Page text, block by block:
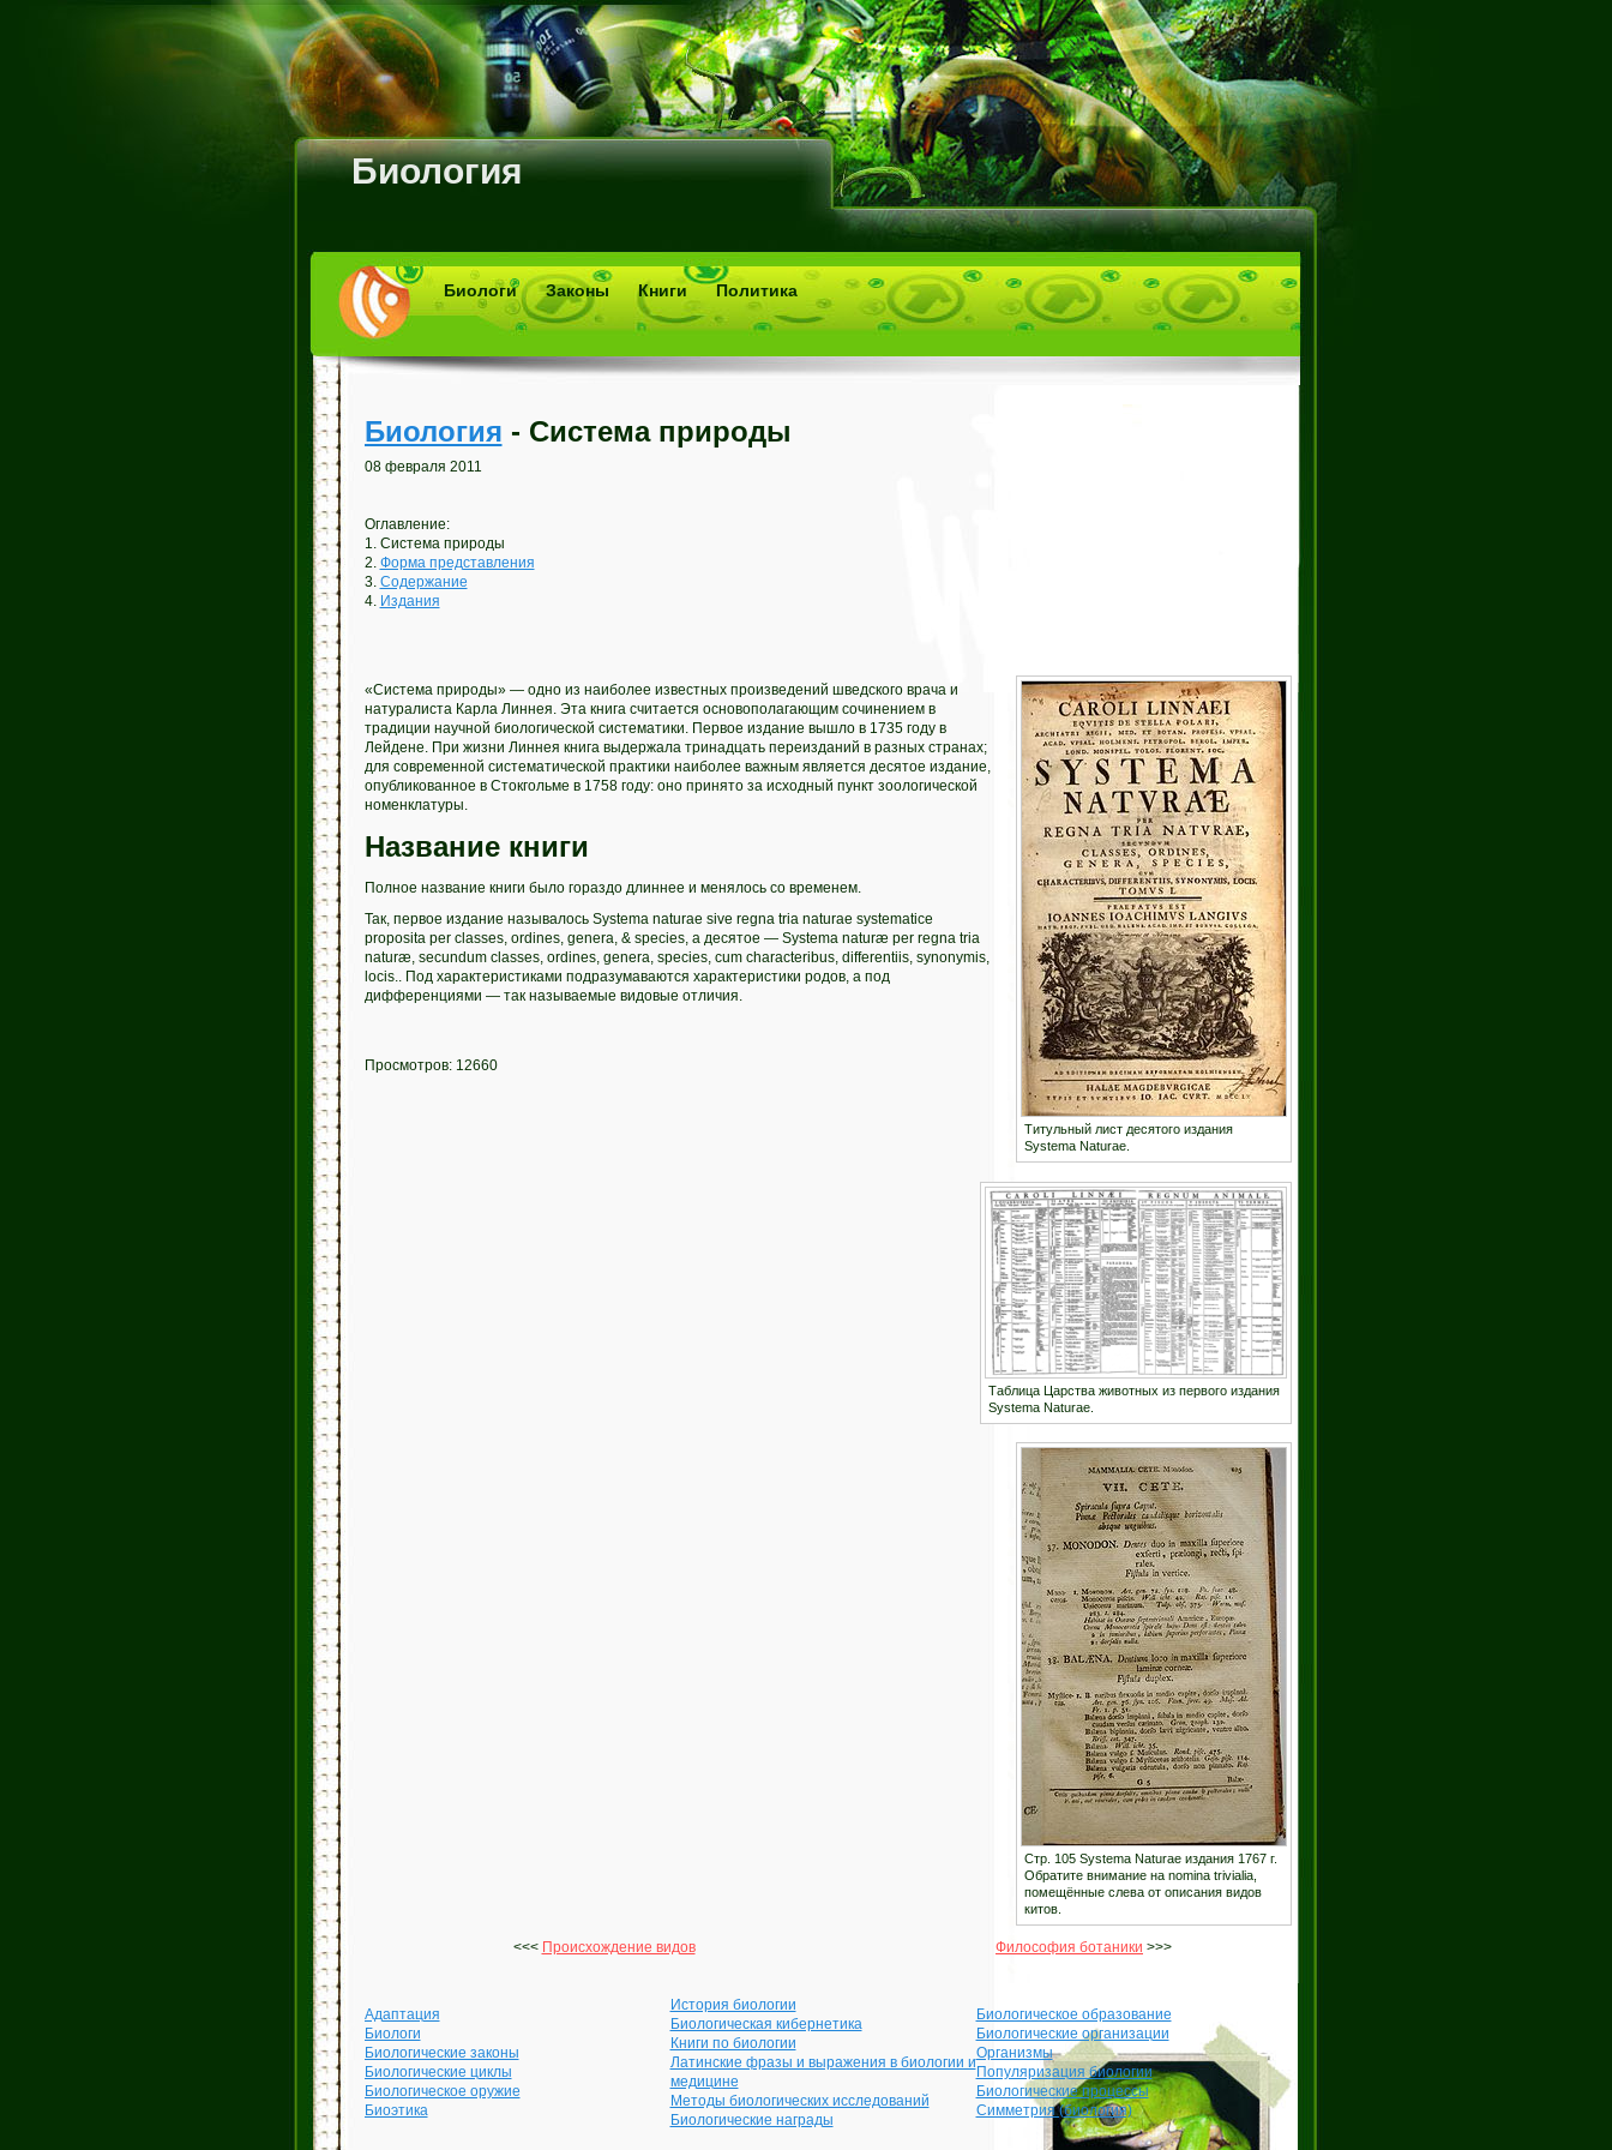
Биология
Биологи Законы Книги Политика
Биология - Система природы
08 февраля 2011
Оглавление:
1. Система природы
2. Форма представления
3. Содержание
4. Издания
Титульный лист десятого издания
Systema Naturae.
Таблица Царства животных из первого издания
Systema Naturae.
Стр. 105 Systema Naturae издания 1767 г.
Обратите внимание на nomina trivialia,
помещённые слева от описания видов
китов.
«Система природы» — одно из наиболее известных произведений шведского врача и
натуралиста Карла Линнея. Эта книга считается основополагающим сочинением в
традиции научной биологической систематики. Первое издание вышло в 1735 году в
Лейдене. При жизни Линнея книга выдержала тринадцать переизданий в разных странах;
для современной систематической практики наиболее важным является десятое издание,
опубликованное в Стокгольме в 1758 году: оно принято за исходный пункт зоологической
номенклатуры.
Название книги
Полное название книги было гораздо длиннее и менялось со временем.
Так, первое издание называлось Systema naturae sive regna tria naturae systematice
proposita per classes, ordines, genera, & species, а десятое — Systema naturæ per regna tria
naturæ, secundum classes, ordines, genera, species, cum characteribus, differentiis, synonymis,
locis.. Под характеристиками подразумаваются характеристики родов, а под
дифференциями — так называемые видовые отличия.
Просмотров: 12660
<<< Происхождение видов Философия ботаники >>>
Адаптация
Биологи
Биологические законы
Биологические циклы
Биологическое оружие
Биоэтика
История биологии
Биологическая кибернетика
Книги по биологии
Латинские фразы и выражения в биологии и
медицине
Методы биологических исследований
Биологические награды
Биологическое образование
Биологические организации
Организмы
Популяризация биологии
Биологические процессы
Симметрия (биология)